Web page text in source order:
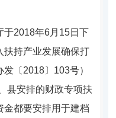
于2018年6月15日下
扶持产业发展确保打
〔2018〕103号）
县安排的财政专项扶
金都要安排用于建档